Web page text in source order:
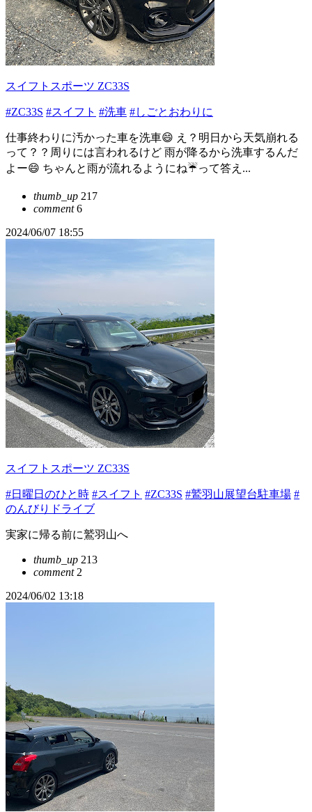
スイフトスポーツ ZC33S
#ZC33S #スイフト #洗車 #しごとおわりに
仕事終わりに汚かった車を洗車😄 え？明日から天気崩れる
って？？周りには言われるけど 雨が降るから洗車するんだ
よー😄 ちゃんと雨が流れるようにね☔️って答え...
thumb_up 217
comment6
2024/06/07 18:55
スイフトスポーツ ZC33S
#日曜日のひと時 #スイフト #ZC33S #鷲羽山展望台駐車場 #
のんびりドライブ
実家に帰る前に鷲羽山へ
thumb_up 213
comment2
2024/06/02 13:18